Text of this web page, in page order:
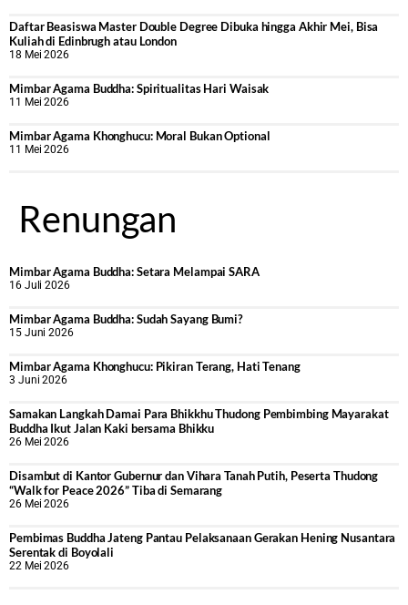
Daftar Beasiswa Master Double Degree Dibuka hingga Akhir Mei, Bisa
Kuliah di Edinbrugh atau London
18 Mei 2026
Mimbar Agama Buddha: Spiritualitas Hari Waisak
11 Mei 2026
Mimbar Agama Khonghucu: Moral Bukan Optional
11 Mei 2026
Renungan
Mimbar Agama Buddha: Setara Melampai SARA
16 Juli 2026
Mimbar Agama Buddha: Sudah Sayang Bumi?
15 Juni 2026
Mimbar Agama Khonghucu: Pikiran Terang, Hati Tenang
3 Juni 2026
Samakan Langkah Damai Para Bhikkhu Thudong Pembimbing Mayarakat
Buddha Ikut Jalan Kaki bersama Bhikku
26 Mei 2026
Disambut di Kantor Gubernur dan Vihara Tanah Putih, Peserta Thudong
“Walk for Peace 2026” Tiba di Semarang
26 Mei 2026
‎Pembimas Buddha Jateng Pantau Pelaksanaan Gerakan Hening Nusantara
Serentak di Boyolali
22 Mei 2026